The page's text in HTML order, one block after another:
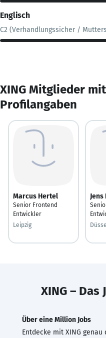
Englisch
C2 (Verhandlungssicher /
XING Mitglieder
Profilangaben
Marcus Hertel
Senior Frontend
Entwickler
Leipzig
XING –
Über eine Million Jobs
Entdecke mit XING